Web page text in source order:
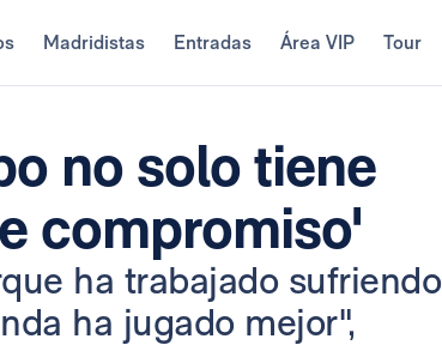
Madridistas Entradas Área VIP Tour
no solo tiene
compromiso'
ha trabajado sufriendo
ha jugado mejor",